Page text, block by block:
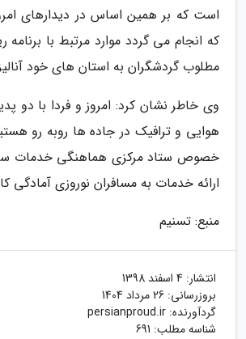
است که بر همین اساس در دیدارهای
که انجام می گردد موارد مرتبط با برنامه
مطلوب گردشگران به استان های خود
وی خاطر نشان کرد: امروز و فردا با دو
هوایی و ترافیک در جاده ها روبه رو
خصوص ستاد مرکزی هماهنگی خدمات
ارائه خدمات به مسافران نوروزی آمادگی
منبع: تسنیم
انتشار: 4 اسفند 1398
بروزرسانی: 26 مرداد 1404
گردآورنده: persianproud.ir
شناسه مطلب: 691